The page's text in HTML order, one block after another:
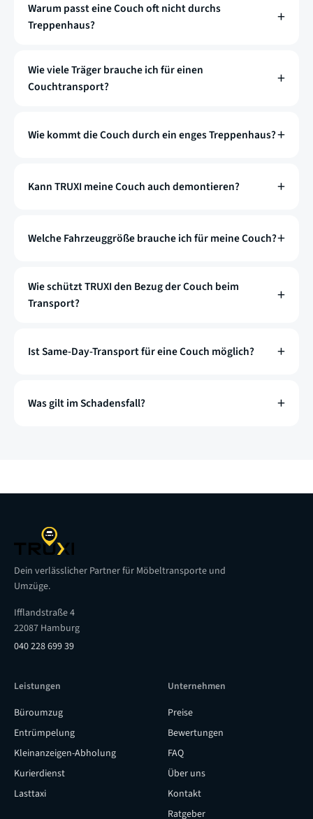
Warum passt eine Couch oft nicht durchs
Treppenhaus?
Wie viele Träger brauche ich für einen
Couchtransport?
Wie kommt die Couch durch ein enges Treppenhaus?
Kann TRUXI meine Couch auch demontieren?
Welche Fahrzeuggröße brauche ich für meine Couch?
Wie schützt TRUXI den Bezug der Couch beim
Transport?
Ist Same-Day-Transport für eine Couch möglich?
Was gilt im Schadensfall?
Dein verlässlicher Partner für Möbeltransporte und
Umzüge.
Ifflandstraße 4
22087 Hamburg
040 228 699 39
Leistungen
Büroumzug
Entrümpelung
Kleinanzeigen-Abholung
Kurierdienst
Lasttaxi
Unternehmen
Preise
Bewertungen
FAQ
Über uns
Kontakt
Ratgeber